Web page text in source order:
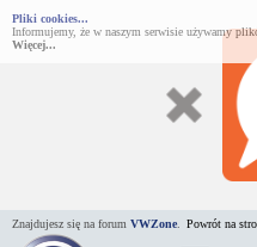
Pliki cookies...
Informujemy, że w naszym serwisie używamy
Więcej...
Znajdujesz się na forum VWZone Powrót na